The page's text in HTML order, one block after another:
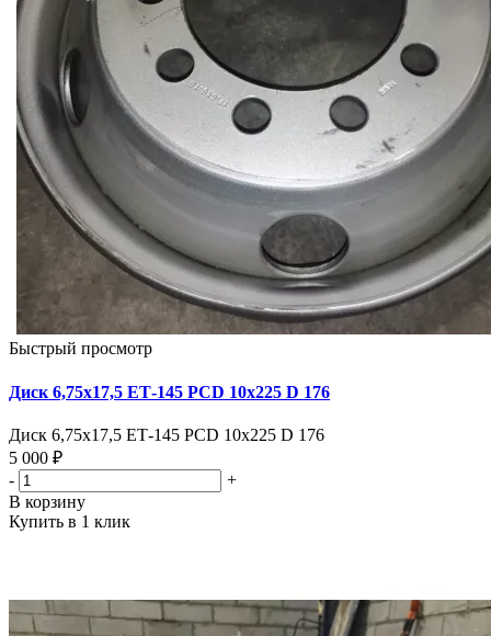
Быстрый просмотр
Диск 6,75х17,5 ЕТ-145 PCD 10x225 D 176
Диск 6,75х17,5 ЕТ-145 PCD 10x225 D 176
5 000 ₽
-
+
В корзину
Купить в 1 клик